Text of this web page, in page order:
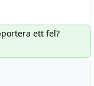
ett fel?